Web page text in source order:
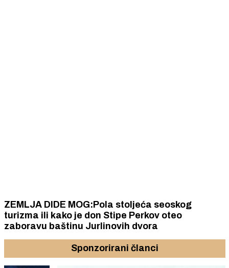
ZEMLJA DIDE MOG:Pola stoljeća seoskog
turizma ili kako je don Stipe Perkov oteo
zaboravu baštinu Jurlinovih dvora
Sponzorirani članci